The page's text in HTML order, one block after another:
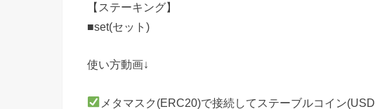
【ステーキング】
■set(セット)
使い方動画↓
メタマスク(ERC20)で接続してステーブルコイン